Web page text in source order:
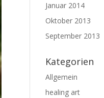
Januar 2014
Oktober 2013
September 2013
Kategorien
Allgemein
healing art